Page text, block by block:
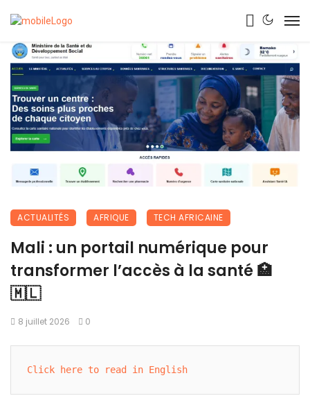
ACTUALITÉS AFRIQUE TECH AFRICAINE
Mali : un portail numérique pour
transformer l’accès à la santé 🏥
🇲🇱
8 juillet 2026 0
Click here to read in English